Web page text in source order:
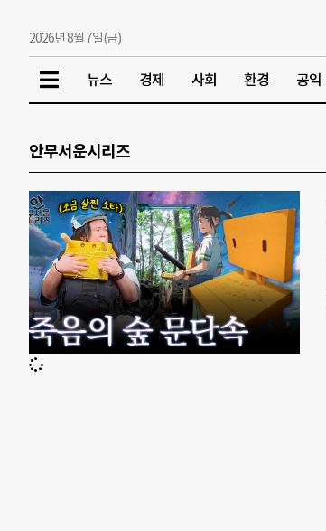
2026년 8월 7일(금)
뉴스 경제 사회 환경 공익
안무서운시리즈